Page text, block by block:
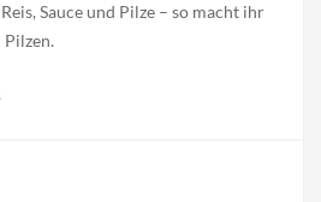
Sauce und Pilze – so macht ihr